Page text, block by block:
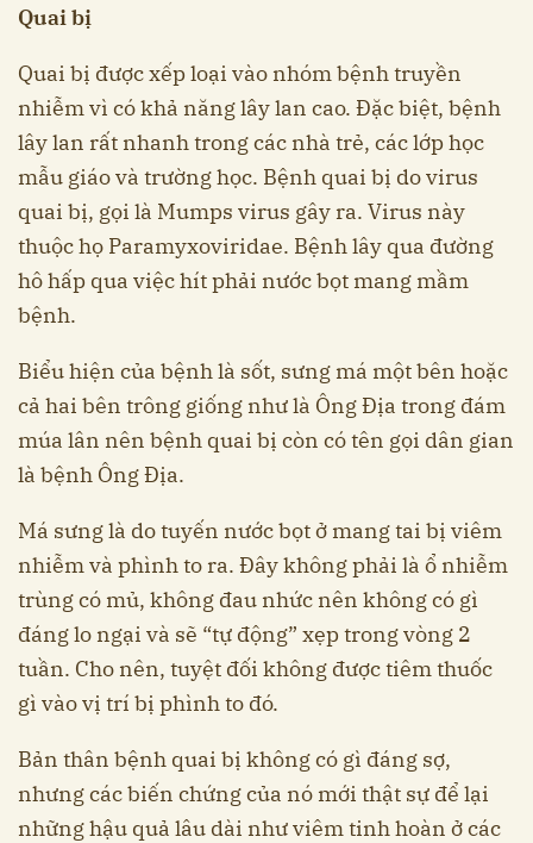
Quai bị
Quai bị được xếp loại vào nhóm bệnh truyền
nhiễm vì có khả năng lây lan cao. Đặc biệt, bệnh
lây lan rất nhanh trong các nhà trẻ, các lớp học
mẫu giáo và trường học. Bệnh quai bị do virus
quai bị, gọi là Mumps virus gây ra. Virus này
thuộc họ Paramyxoviridae. Bệnh lây qua đường
hô hấp qua việc hít phải nước bọt mang mầm
bệnh.
Biểu hiện của bệnh là sốt, sưng má một bên hoặc
cả hai bên trông giống như là Ông Địa trong đám
múa lân nên bệnh quai bị còn có tên gọi dân gian
là bệnh Ông Địa.
Má sưng là do tuyến nước bọt ở mang tai bị viêm
nhiễm và phình to ra. Đây không phải là ổ nhiễm
trùng có mủ, không đau nhức nên không có gì
đáng lo ngại và sẽ “tự động” xẹp trong vòng 2
tuần. Cho nên, tuyệt đối không được tiêm thuốc
gì vào vị trí bị phình to đó.
Bản thân bệnh quai bị không có gì đáng sợ,
nhưng các biến chứng của nó mới thật sự để lại
những hậu quả lâu dài như viêm tinh hoàn ở các